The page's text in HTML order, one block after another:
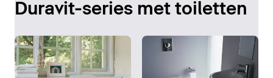
Duravit-series met toiletten